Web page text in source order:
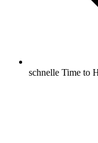
schnelle Time to